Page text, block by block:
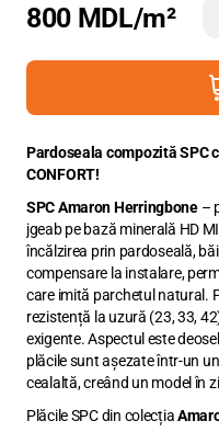
800 MDL/m²
Pardoseala compozită SPC
CONFORT!
SPC Amaron Herringbone–
jgeab pe bază minerală HD
încălzirea prin pardoseală,
compensare la instalare,
care imită parchetul natural.
rezistență la uzură (23, 33,
exigente. Aspectul este
plăcile sunt așezate într-un
cealaltă, creând un model în
Plăcile SPC din colecția